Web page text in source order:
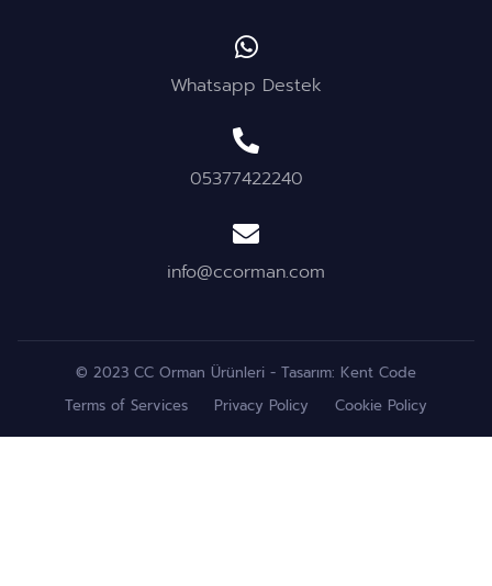
Whatsapp Destek
05377422240
info@ccorman.com
© 2023 CC Orman Ürünleri - Tasarım: Kent Code
Terms of Services
Privacy Policy Cookie Policy